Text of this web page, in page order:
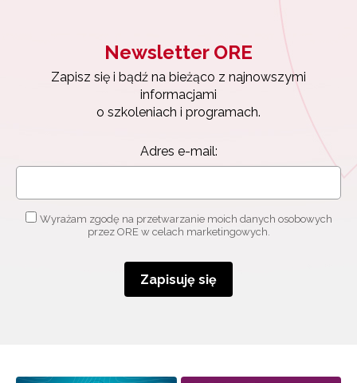
Newsletter ORE
Zapisz się i bądź na bieżąco z najnowszymi
informacjami
o szkoleniach i programach.
Adres e-mail:
Wyrażam zgodę na przetwarzanie moich danych osobowych
przez ORE w celach marketingowych.
Zapisuję się